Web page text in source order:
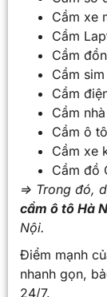
Cầm xe
Cầm
Cầm
Cầm
Cầm
Cầm
Cầm ô
Cầm xe
Cầm đồ
=> Trong đó,
cầm ô tô Hà
Nội.
Điểm mạnh
nhanh gọn,
24/7.